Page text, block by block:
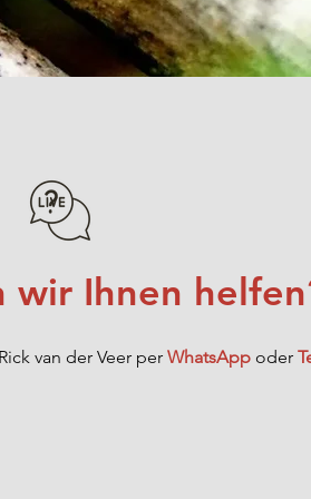
wir Ihnen
van der Veer per WhatsAppoder